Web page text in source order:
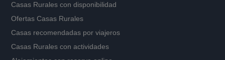
Casas Rurales con disponibilidad
Ofertas Casas Rurales
Casas recomendadas por viajeros
Casas Rurales con actividades